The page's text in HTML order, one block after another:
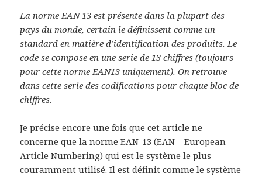
La norme EAN 13 est présente dans la plupart des
pays du monde, certain le définissent comme un
standard en matière d’identification des produits. Le
code se compose en une serie de 13 chiffres (toujours
pour cette norme EAN13 uniquement). On retrouve
dans cette serie des codifications pour chaque bloc de
chiffres.
Je précise encore une fois que cet article ne
concerne que la norme EAN-13 (EAN = European
Article Numbering) qui est le système le plus
couramment utilisé. Il est définit comme le système